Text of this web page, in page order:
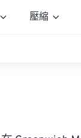
壓縮